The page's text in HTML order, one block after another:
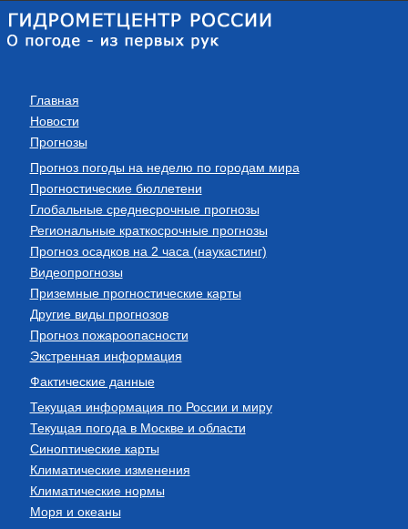
Главная
Новости
Прогнозы
Прогноз погоды на неделю по городам мира
Прогностические бюллетени
Глобальные среднесрочные прогнозы
Региональные краткосрочные прогнозы
Прогноз осадков на 2 часа (наукастинг)
Видеопрогнозы
Приземные прогностические карты
Другие виды прогнозов
Прогноз пожароопасности
Экстренная информация
Фактические данные
Текущая информация по России и миру
Текущая погода в Москве и области
Синоптические карты
Климатические изменения
Климатические нормы
Моря и океаны